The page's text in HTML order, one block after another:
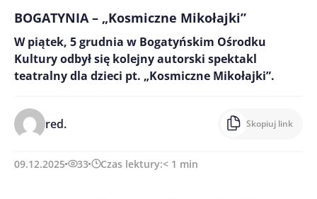
BOGATYNIA – „Kosmiczne Mikołajki”
W piątek, 5 grudnia w Bogatyńskim Ośrodku
Kultury odbył się kolejny autorski spektakl
teatralny dla dzieci pt. „Kosmiczne Mikołajki”.
red. Skopiuj link
09.12.2025 33 Czas lektury:< 1 min